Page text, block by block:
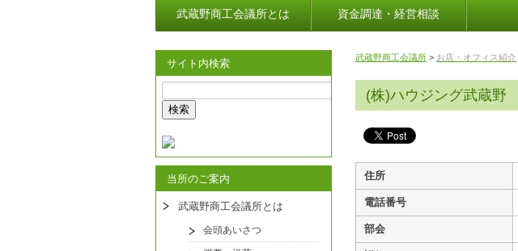
武蔵野商工会議所とは 資金調達・経営相談
サイト内検索
当所のご案内
武蔵野商工会議所とは
会頭あいさつ
武蔵野商工会議所 > お店・オフィス紹介
(株)ハウジング武蔵野
住所
電話番号
部会